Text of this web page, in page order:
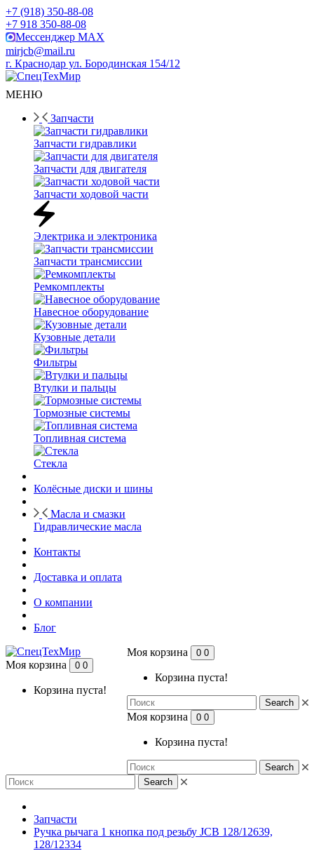
+7 (918) 350-88-08
+7 918 350-88-08
Мессенджер MAX
mirjcb@mail.ru
г. Краснодар ул. Бородинская 154/12
МЕНЮ
Запчасти
Запчасти гидравлики
Запчасти для двигателя
Запчасти ходовой части
Электрика и электроника
Запчасти трансмиссии
Ремкомплекты
Навесное оборудование
Кузовные детали
Фильтры
Втулки и пальцы
Тормозные системы
Топливная система
Стекла
Колёсные диски и шины
Масла и смазки
Гидравлические масла
Контакты
Доставка и оплата
О компании
Блог
Моя корзина 0 0
Корзина пуста!
Search
Моя корзина 0 0
Корзина пуста!
Search
Моя корзина 0 0
Корзина пуста!
Search
Запчасти
Ручка рычага 1 кнопка под резьбу JCB 128/12639,
128/12334